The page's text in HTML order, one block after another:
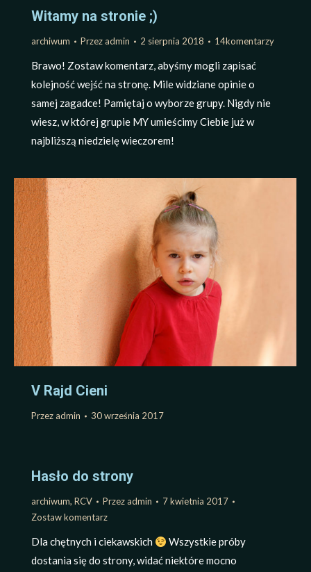
Witamy na stronie ;)
archiwum Przezadmin 2 sierpnia 2018 14komentarzy
Brawo! Zostaw komentarz, abyśmy mogli zapisać
kolejność wejść na stronę. Mile widziane opinie o
samej zagadce! Pamiętaj o wyborze grupy. Nigdy nie
wiesz, w której grupie MY umieścimy Ciebie już w
najbliższą niedzielę wieczorem!
V Rajd Cieni
Przezadmin 30 września 2017
Hasło do strony
archiwum, RCV Przezadmin
7 kwietnia 2017
Zostaw komentarz
Dla chętnych i ciekawskich
Wszystkie próby
dostania się do strony, widać niektóre mocno